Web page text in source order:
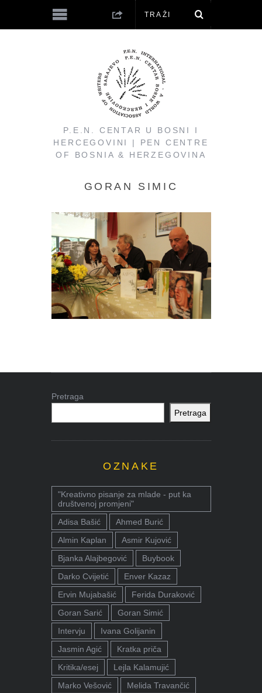
P.E.N. CENTAR U BOSNI I
HERCEGOVINI | PEN CENTRE
OF BOSNIA & HERZEGOVINA
GORAN SIMIC
Pretraga
Pretraga
OZNAKE
"Kreativno pisanje za mlade - put ka
društvenoj promjeni"
Adisa Bašić
Ahmed Burić
Almin Kaplan
Asmir Kujović
Bjanka Alajbegović
Buybook
Darko Cvijetić
Enver Kazaz
Ervin Mujabašić
Ferida Duraković
Goran Sarić
Goran Simić
Intervju
Ivana Golijanin
Jasmin Agić
Kratka priča
Kritika/esej
Lejla Kalamujić
Marko Vešović
Melida Travančić